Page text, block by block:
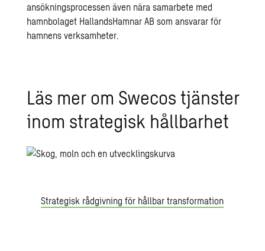
ansökningsprocessen även nära samarbete med
hamnbolaget HallandsHamnar AB som ansvarar för
hamnens verksamheter.
Läs mer om Swe­cos tjäns­ter
inom stra­te­gisk håll­bar­het
Strategisk rådgivning för hållbar transformation